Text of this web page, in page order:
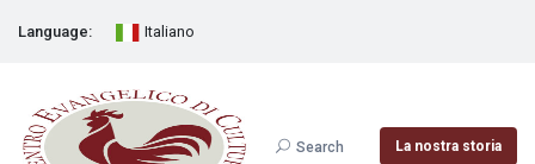
Language: Italiano
Search La nostra storia